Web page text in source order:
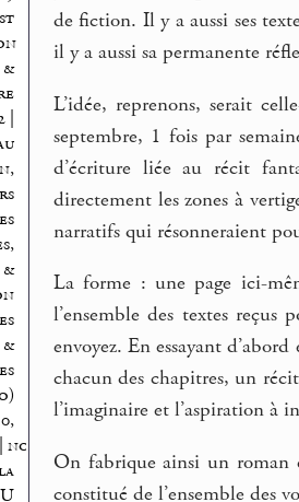
de fiction. Il y a aussi ses
il y a aussi sa permanente
L’idée, reprenons, serait
septembre, 1 fois par
d’écriture liée au récit
directement les zones à
narratifs qui résonneraient
La forme : une page ici-
l’ensemble des textes
envoyez. En essayant
chacun des chapitres, un
l’imaginaire et l’aspiration à
On fabrique ainsi un roman
constitué de l’ensemble des